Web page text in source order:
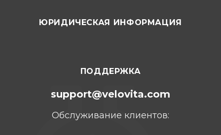
Турция 2025
ЮРИДИЧЕСКАЯ ИНФОРМАЦИЯ
ПОДДЕРЖКА
support@velovita.com
Обслуживание клиентов: